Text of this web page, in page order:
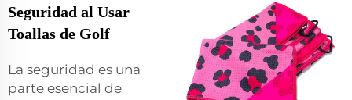
Seguridad al Usar
Toallas de Golf
La seguridad es una
parte esencial de